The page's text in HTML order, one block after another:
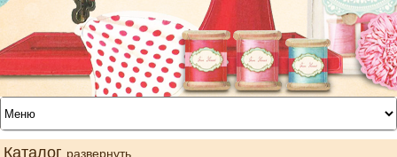
Каталог развернуть